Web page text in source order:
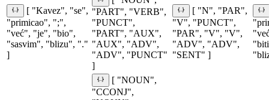
[ "Kavez", "se",
"primicao", ";",
"već", "je", "bio",
"sasvim", "blizu", "."
]
"PART", "VERB",
"PUNCT",
"PART", "AUX",
"AUX", "ADV",
"ADV", "PUNCT"
]
[ "N", "PAR",
"V", "PUNCT",
"PAR", "V", "V",
"ADV", "ADV",
"SENT" ]
[ "NOUN",
"CCONJ",